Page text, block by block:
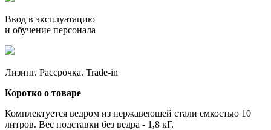
Ввод в эксплуатацию
и обучение персонала
Лизинг. Рассрочка. Trade-in
Коротко о товаре
Комплектуется ведром из нержавеющей стали емкостью 10
литров. Вес подставки без ведра - 1,8 кГ.